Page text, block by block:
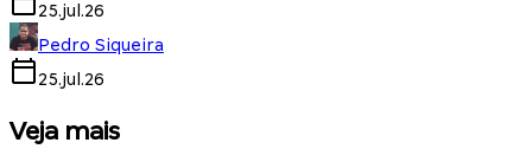
25.jul.26
Pedro Siqueira
25.jul.26
Veja mais